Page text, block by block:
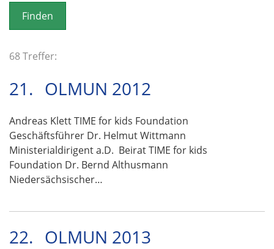
o
n
68 Treffer:
21. OLMUN 2012
Andreas Klett TIME for kids Foundation
Geschäftsführer Dr. Helmut Wittmann
Ministerialdirigent a.D. Beirat TIME for kids
Foundation Dr. Bernd Althusmann
Niedersächsischer…
22. OLMUN 2013